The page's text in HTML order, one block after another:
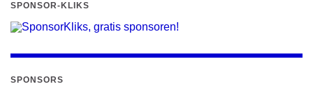
SPONSOR-KLIKS
SPONSORS